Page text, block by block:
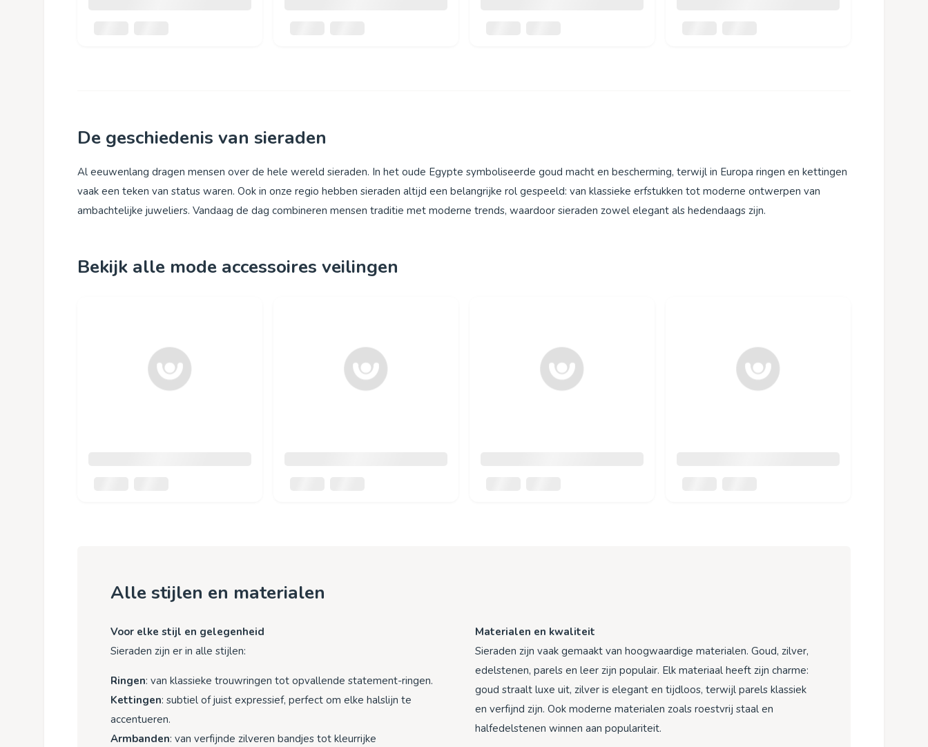
De geschiedenis van sieraden
Al eeuwenlang dragen mensen over de hele wereld sieraden. In het oude Egypte symboliseerde goud macht en bescherming, terwijl in Europa ringen en kettingen
vaak een teken van status waren. Ook in onze regio hebben sieraden altijd een belangrijke rol gespeeld: van klassieke erfstukken tot moderne ontwerpen van
ambachtelijke juweliers. Vandaag de dag combineren mensen traditie met moderne trends, waardoor sieraden zowel elegant als hedendaags zijn.
Bekijk alle mode accessoires veilingen
Alle stijlen en materialen
Voor elke stijl en gelegenheid
Sieraden zijn er in alle stijlen:
Ringen: van klassieke trouwringen tot opvallende statement-ringen.
Kettingen: subtiel of juist expressief, perfect om elke halslijn te
accentueren.
Armbanden: van verfijnde zilveren bandjes tot kleurrijke
Materialen en kwaliteit
Sieraden zijn vaak gemaakt van hoogwaardige materialen. Goud, zilver,
edelstenen, parels en leer zijn populair. Elk materiaal heeft zijn charme:
goud straalt luxe uit, zilver is elegant en tijdloos, terwijl parels klassiek
en verfijnd zijn. Ook moderne materialen zoals roestvrij staal en
halfedelstenen winnen aan populariteit.